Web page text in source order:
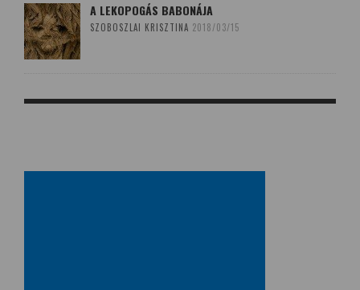
A LEKOPOGÁS BABONÁJA
SZOBOSZLAI KRISZTINA 2018/03/15